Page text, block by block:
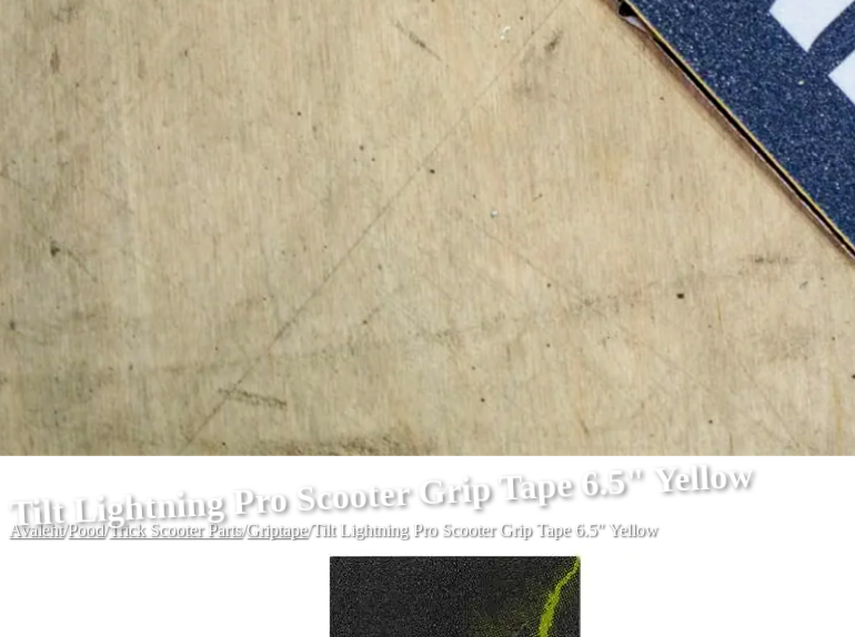
Tilt Lightning Pro Scooter Grip Tape 6.5" Yellow
Avaleht/Pood/Trick Scooter Parts/Griptape/Tilt Lightning Pro Scooter Grip Tape 6.5" Yellow